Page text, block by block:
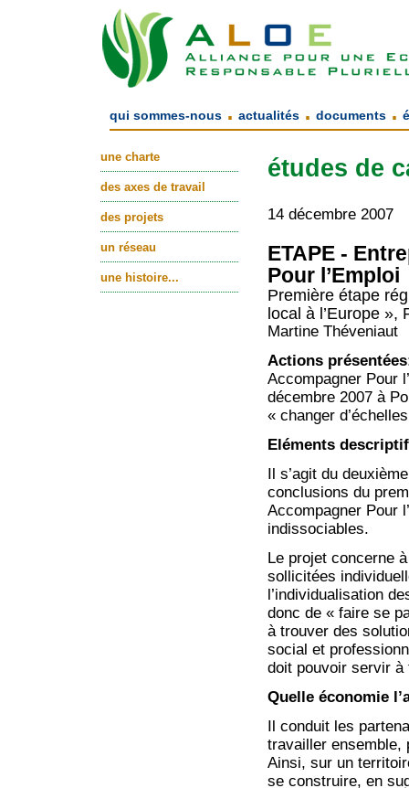
qui sommes-nous . actualités . documents .
une charte
des axes de travail
des projets
un réseau
une histoire...
études de
14 décembre 2007
ETAPE -
Pour l’Emploi
Première étape
local à l’Europe »,
Martine Théveniaut
Actions
Accompagner Pour
décembre 2007 à
« changer
Eléments
Il s’agit du
conclusions du
Accompagner Pour
indissociables.
Le projet concerne
sollicitées
l’individualisation
donc de « faire se
à trouver des
social et
doit pouvoir servir à
Quelle économie
Il conduit les
travailler ensemble,
Ainsi, sur un
se construire, en